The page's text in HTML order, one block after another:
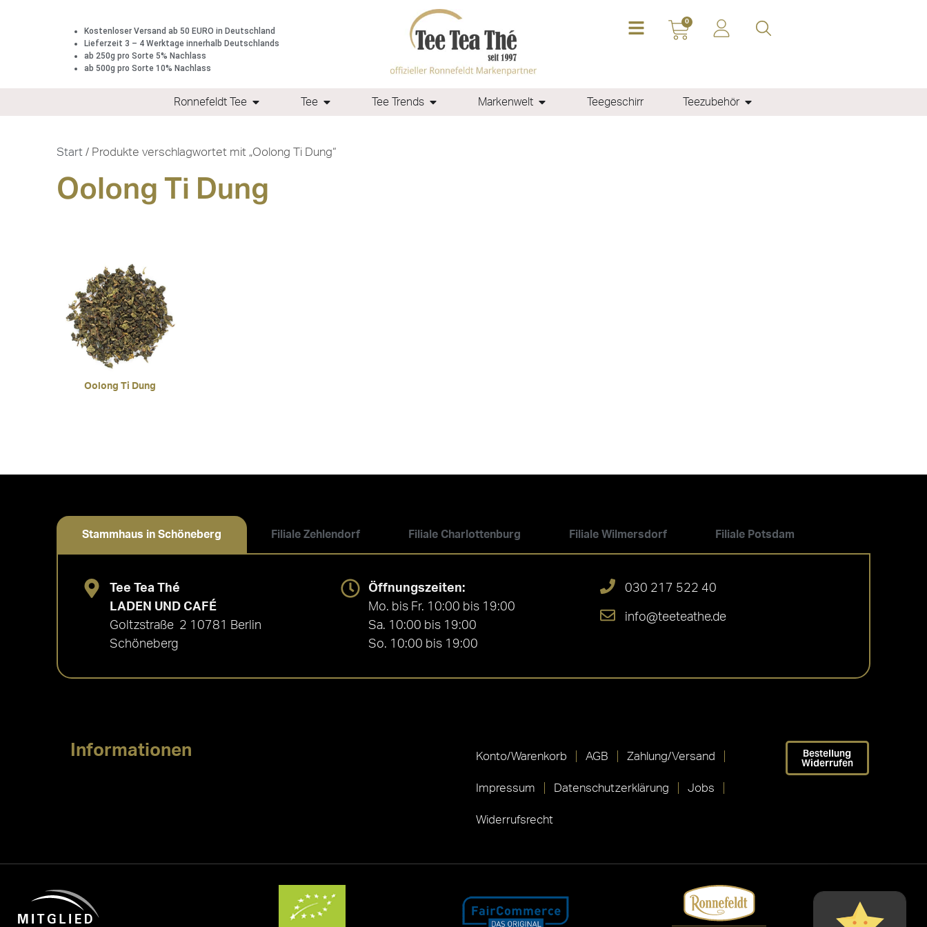
Kostenloser Versand ab 50 EURO in Deutschland
Lieferzeit 3 – 4 Werktage innerhalb Deutschlands
ab 250g pro Sorte 5% Nachlass
ab 500g pro Sorte 10% Nachlass
0
Ronnefeldt Tee Tee Tee Trends Markenwelt Teegeschirr Teezubehör
Start / Produkte verschlagwortet mit „Oolong Ti Dung“
Oolong Ti Dung
Oolong Ti Dung
Stammhaus in Schöneberg Filiale Zehlendorf Filiale Charlottenburg Filiale Wilmersdorf Filiale Potsdam
Tee Tea Thé
LADEN UND CAFÉ
Goltzstraße 2 10781 Berlin
Schöneberg
Öffnungszeiten:
Mo. bis Fr. 10:00 bis 19:00
Sa. 10:00 bis 19:00
So. 10:00 bis 19:00
030 217 522 40
info@teeteathe.de
Informationen Konto/Warenkorb AGB Zahlung/Versand
Impressum Datenschutzerklärung Jobs
Widerrufsrecht
Bestellung
Widerrufen